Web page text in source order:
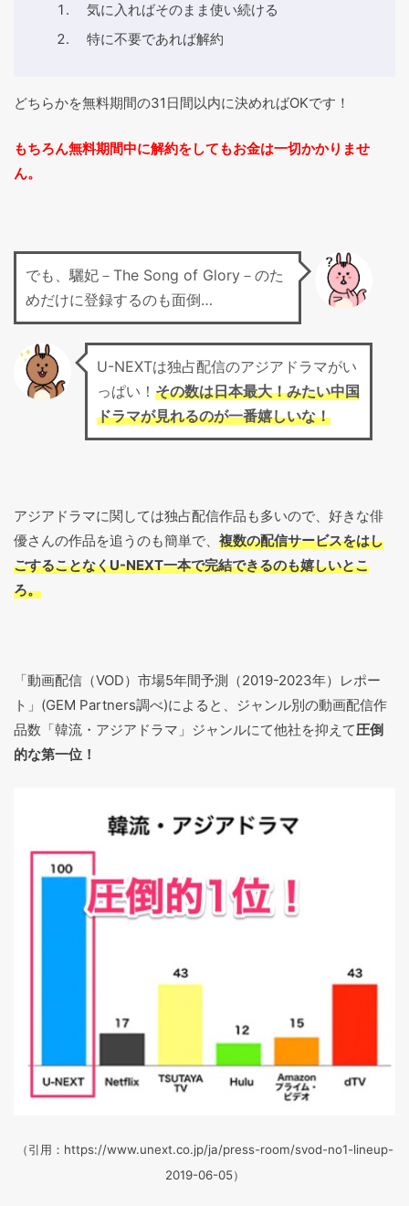
気に入ればそのまま使い続ける
特に不要であれば解約
どちらかを無料期間の31日間以内に決めればOKです！
もちろん無料期間中に解約をしてもお金は一切かかりませ
ん。
でも、驪妃－The Song of Glory－のた
めだけに登録するのも面倒…
U-NEXTは独占配信のアジアドラマがい
っぱい！ その数は日本最大！みたい中国
ドラマが見れるのが一番嬉しいな！
アジアドラマに関しては独占配信作品も多いので、好きな俳
優さんの作品を追うのも簡単で、 複数の配信サービスをはし
ごすることなくU-NEXT一本で完結できるのも嬉しいとこ
ろ。
「動画配信（VOD）市場5年間予測（2019-2023年）レポー
ト」(GEM Partners調べ)によると、ジャンル別の動画配信作
品数「韓流・アジアドラマ」ジャンルにて他社を抑えて圧倒
的な第一位！
（引用：https://www.unext.co.jp/ja/press-room/svod-no1-lineup-
2019-06-05）